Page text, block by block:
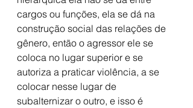
cargos ou funções, ela se dá na
construção social das relações de
gênero, então o agressor ele se
coloca no lugar superior e se
autoriza a praticar violência, a se
colocar nesse lugar de
subalternizar o outro, e isso é